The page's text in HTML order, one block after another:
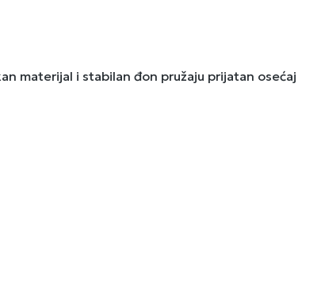
materijal i stabilan đon pružaju prijatan osećaj